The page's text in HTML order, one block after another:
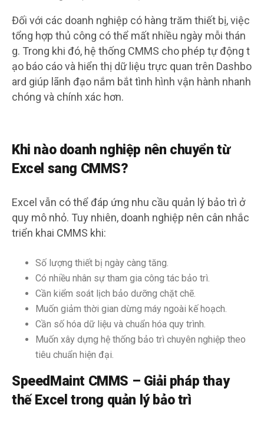
Đối với các doanh nghiệp có hàng trăm thiết bị, việc
tổng hợp thủ công có thể mất nhiều ngày mỗi thán
g. Trong khi đó, hệ thống CMMS cho phép tự động t
ạo báo cáo và hiển thị dữ liệu trực quan trên Dashbo
ard giúp lãnh đạo nắm bắt tình hình vận hành nhanh
chóng và chính xác hơn.
Khi nào doanh nghiệp nên chuyển từ
Excel sang CMMS?
Excel vẫn có thể đáp ứng nhu cầu quản lý bảo trì ở
quy mô nhỏ. Tuy nhiên, doanh nghiệp nên cân nhắc
triển khai CMMS khi:
Số lượng thiết bị ngày càng tăng.
Có nhiều nhân sự tham gia công tác bảo trì.
Cần kiểm soát lịch bảo dưỡng chặt chẽ.
Muốn giảm thời gian dừng máy ngoài kế hoạch.
Cần số hóa dữ liệu và chuẩn hóa quy trình.
Muốn xây dựng hệ thống bảo trì chuyên nghiệp theo
tiêu chuẩn hiện đại.
SpeedMaint CMMS – Giải pháp thay
thế Excel trong quản lý bảo trì